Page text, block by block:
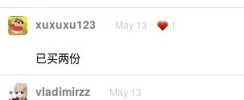
xuxuxu123 May 13 1
已买两份
vladimirzz May 13